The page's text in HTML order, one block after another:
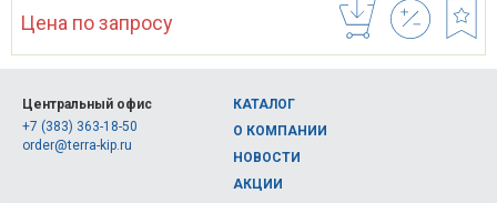
Цена по запросу
Центральный офис
+7 (383) 363-18-50
order@terra-kip.ru
КАТАЛОГ
О КОМПАНИИ
НОВОСТИ
АКЦИИ